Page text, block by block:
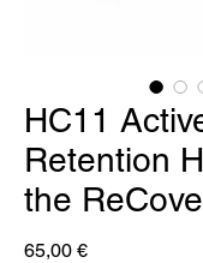
HC11
Retention
the
65,00 €Preis